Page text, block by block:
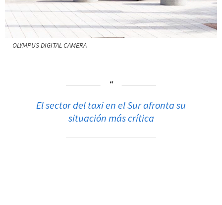
OLYMPUS DIGITAL CAMERA
El sector del taxi en el Sur afronta su
situación más crítica